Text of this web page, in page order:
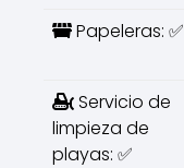
Papeleras: ✅
Servicio de
limpieza de
playas: ✅